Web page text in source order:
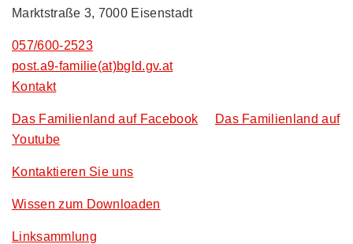
Marktstraße 3, 7000 Eisenstadt
057/600-2523
post.a9-familie(at)bgld.gv.at
Kontakt
Das Familienland auf Facebook
Das Familienland auf
Youtube
Kontaktieren Sie uns
Wissen zum Downloaden
Linksammlung